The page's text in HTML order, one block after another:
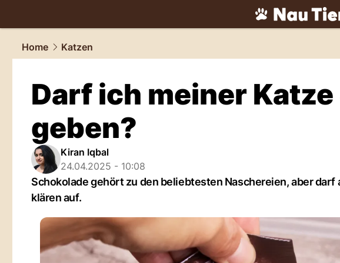
tiere.NAU.ch
Home
Katzen
Darf ich meiner
geben?
Kiran Iqbal
24.04.2025 - 10:08
Schokolade gehört zu den beliebtesten Naschereien, aber
klären auf.